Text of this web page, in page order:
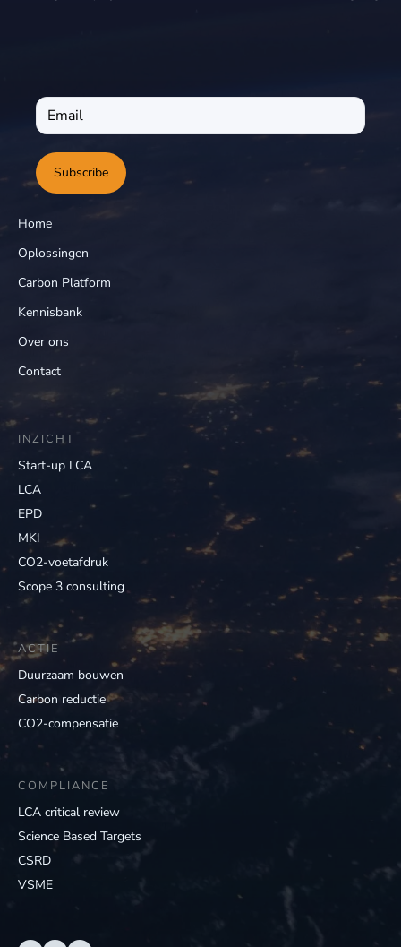
Subscribe
Home
Oplossingen
Carbon Platform
Kennisbank
Over ons
Contact
INZICHT
Start-up LCA
LCA
EPD
MKI
CO2-voetafdruk
Scope 3 consulting
ACTIE
Duurzaam bouwen
Carbon reductie
CO2-compensatie
COMPLIANCE
LCA critical review
Science Based Targets
CSRD
VSME